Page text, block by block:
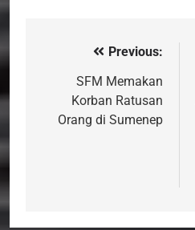
NavigasiPrevious:
SFM Memakan
Korban Ratusan
Orang di Sumenep